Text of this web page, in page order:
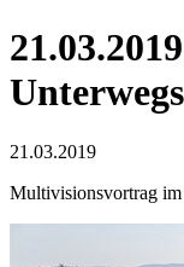
21.03.2019
Multivisionsvortrag